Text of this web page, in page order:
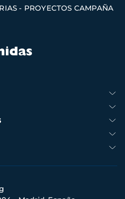
- PROYECTOS CAMPAÑA